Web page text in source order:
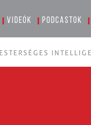
Videók Podcastok